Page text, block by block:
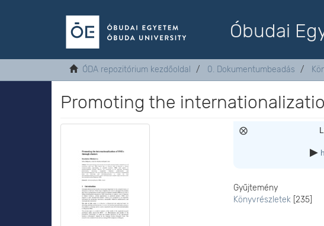
Óbudai
ÓDA repozitórium kezdőoldal 0. Dokumentumbeadás
Promoting the
Gyűjtemény
Könyvrészletek [235]